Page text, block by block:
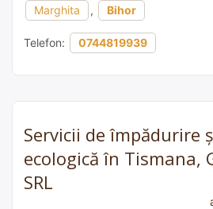
Marghita , Bihor
Telefon: 0744819939
Servicii de împădurire
ecologică în Tismana,
SRL